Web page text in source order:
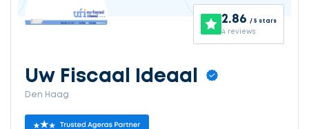
2.86 / 5 stars
4 reviews
Uw Fiscaal Ideaal
Den Haag